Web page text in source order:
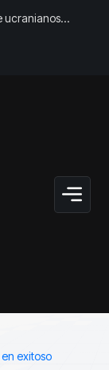
ucranianos
otro
exitoso